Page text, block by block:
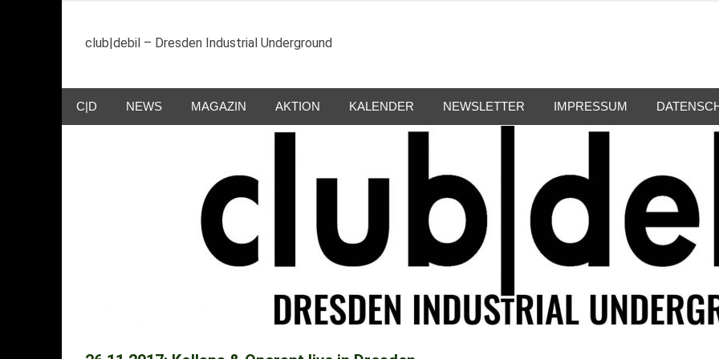
springen
club|debil – Dresden Industrial Underground
C|D NEWS MAGAZIN AKTION KALENDER NEWSLETTER IMPRESSUM